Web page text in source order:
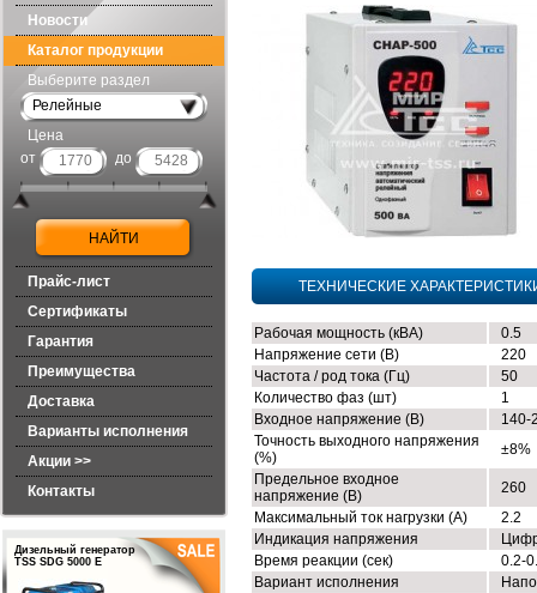
Новости
Каталог продукции
Выберите раздел
Релейные
Цена
от
до
Прайс-лист
Сертификаты
Гарантия
Преимущества
Доставка
Варианты исполнения
Акции >>
Контакты
Дизельный генератор
TSS SDG 5000 E
ТЕХНИЧЕСКИЕ
Рабочая мощность (кВА)
0.5
Напряжение сети (В)
220
Частота / род тока (Гц)
50
Количество фаз (шт)
1
Входное напряжение (В)
140-
Точность выходного напряжения
(%)
±8%
Предельное входное
напряжение (В)
260
Максимальный ток нагрузки (А)
2.2
Индикация напряжения
Время реакции (сек)
0.2-
Вариант исполнения